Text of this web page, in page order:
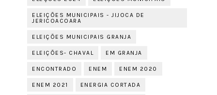
ELEIÇÕES MUNICIPAIS - JIJOCA DE
JERICOACOARA
ELEIÇÕES MUNICIPAIS GRANJA
ELEIÇÕES- CHAVAL EM GRANJA
ENCONTRADO ENEM ENEM 2020
ENEM 2021 ENERGIA CORTADA